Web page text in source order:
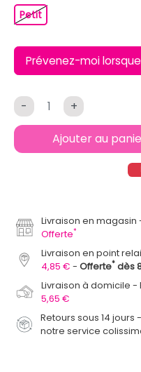
PetitPetit
Prévenez-moi
- +
Ajouter au
Livraison en magasin
Offerte*
Livraison en point
4,85 €
Offerte* dès
Livraison à domicile
5,65 €
Retours sous 14
notre service